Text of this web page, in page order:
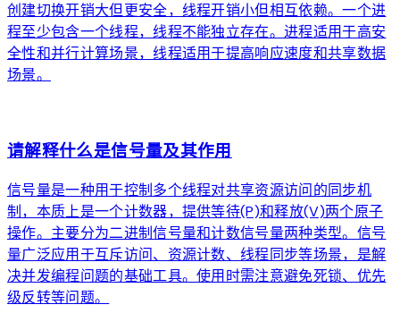
创建切换开销大但更安全，线程开销小但相互依赖。一个进
程至少包含一个线程，线程不能独立存在。进程适用于高安
全性和并行计算场景，线程适用于提高响应速度和共享数据
场景。
请解释什么是信号量及其作用
信号量是一种用于控制多个线程对共享资源访问的同步机
制，本质上是一个计数器，提供等待(P)和释放(V)两个原子
操作。主要分为二进制信号量和计数信号量两种类型。信号
量广泛应用于互斥访问、资源计数、线程同步等场景，是解
决并发编程问题的基础工具。使用时需注意避免死锁、优先
级反转等问题。